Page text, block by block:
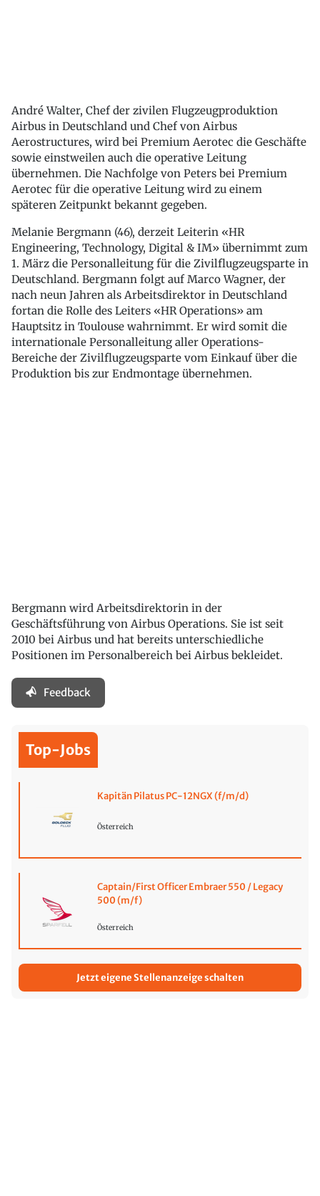
André Walter, Chef der zivilen Flugzeugproduktion
Airbus in Deutschland und Chef von Airbus
Aerostructures, wird bei Premium Aerotec die Geschäfte
sowie einstweilen auch die operative Leitung
übernehmen. Die Nachfolge von Peters bei Premium
Aerotec für die operative Leitung wird zu einem
späteren Zeitpunkt bekannt gegeben.
Melanie Bergmann (46), derzeit Leiterin «HR
Engineering, Technology, Digital & IM» übernimmt zum
1. März die Personalleitung für die Zivilflugzeugsparte in
Deutschland. Bergmann folgt auf Marco Wagner, der
nach neun Jahren als Arbeitsdirektor in Deutschland
fortan die Rolle des Leiters «HR Operations» am
Hauptsitz in Toulouse wahrnimmt. Er wird somit die
internationale Personalleitung aller Operations-
Bereiche der Zivilflugzeugsparte vom Einkauf über die
Produktion bis zur Endmontage übernehmen.
Bergmann wird Arbeitsdirektorin in der
Geschäftsführung von Airbus Operations. Sie ist seit
2010 bei Airbus und hat bereits unterschiedliche
Positionen im Personalbereich bei Airbus bekleidet.
Feedback
Top-Jobs
Kapitän Pilatus PC-12NGX (f/m/d)
Österreich
Captain/First Officer Embraer 550 / Legacy
500 (m/f)
Österreich
Jetzt eigene Stellenanzeige schalten